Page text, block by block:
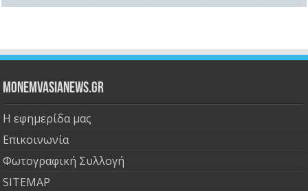
Monemvasianews.gr
Η εφημερίδα μας
Επικοινωνία
Φωτογραφική Συλλογή
SITEMAP